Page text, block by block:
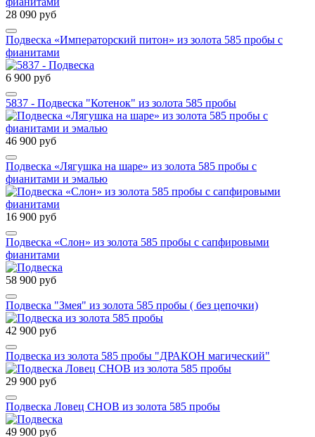
28 090 руб
Подвеска «Императорский питон» из золота 585 пробы с
фианитами
6 900 руб
5837 - Подвеска "Котенок" из золота 585 пробы
46 900 руб
Подвеска «Лягушка на шаре» из золота 585 пробы с
фианитами и эмалью
16 900 руб
Подвеска «Слон» из золота 585 пробы с сапфировыми
фианитами
58 900 руб
Подвеска "Змея" из золота 585 пробы ( без цепочки)
42 900 руб
Подвеска из золота 585 пробы "ДРАКОН магический"
29 900 руб
Подвеска Ловец СНОВ из золота 585 пробы
49 900 руб